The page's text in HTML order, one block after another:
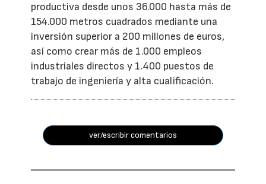
productiva desde unos 36.000 hasta más de
154.000 metros cuadrados mediante una
inversión superior a 200 millones de euros,
así como crear más de 1.000 empleos
industriales directos y 1.400 puestos de
trabajo de ingeniería y alta cualificación.
ver/escribir comentarios